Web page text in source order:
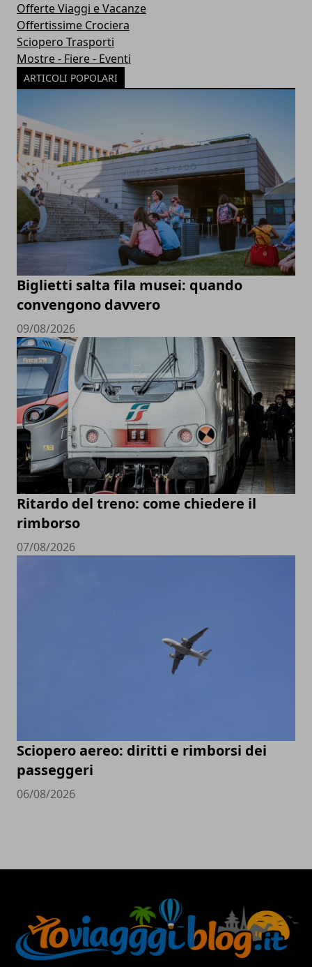
Offerte Viaggi e Vacanze
Offertissime Crociera
Sciopero Trasporti
Mostre - Fiere - Eventi
ARTICOLI POPOLARI
Biglietti salta fila musei: quando
convengono davvero
09/08/2026
Ritardo del treno: come chiedere il
rimborso
07/08/2026
Sciopero aereo: diritti e rimborsi dei
passeggeri
06/08/2026